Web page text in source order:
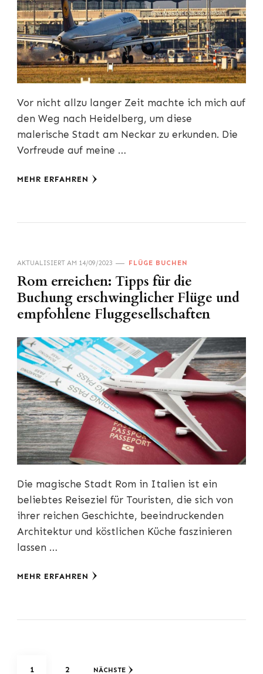
Vor nicht allzu langer Zeit machte ich mich auf
den Weg nach Heidelberg, um diese
malerische Stadt am Neckar zu erkunden. Die
Vorfreude auf meine …
MEHR ERFAHREN
AKTUALISIERT AM 14/09/2023 FLÜGE BUCHEN
Rom erreichen: Tipps für die
Buchung erschwinglicher Flüge und
empfohlene Fluggesellschaften
Die magische Stadt Rom in Italien ist ein
beliebtes Reiseziel für Touristen, die sich von
ihrer reichen Geschichte, beeindruckenden
Architektur und köstlichen Küche faszinieren
lassen …
MEHR ERFAHREN
Seitennummerierung
SEITE
1 SEITE
2 NÄCHSTE